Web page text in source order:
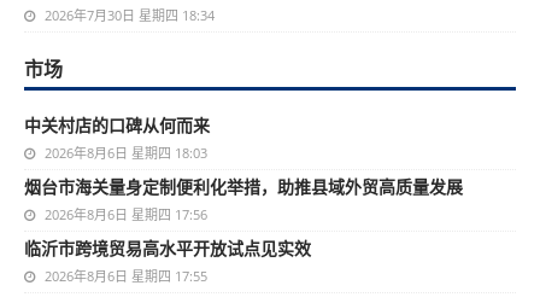
2026年7月30日 星期四 18:34
市场
中关村店的口碑从何而来
2026年8月6日 星期四 18:03
烟台市海关量身定制便利化举措，助推县域外贸高质量发展
2026年8月6日 星期四 17:56
临沂市跨境贸易高水平开放试点见实效
2026年8月6日 星期四 17:55